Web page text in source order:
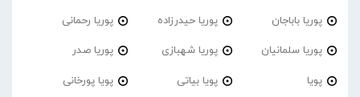
پوریا باباجان پوریا حیدرزاده پوریا رحمانی
پوریا سلمانیان پوریا شهبازی پوریا صدر
پویا پویا بیاتی پویا پورخانی